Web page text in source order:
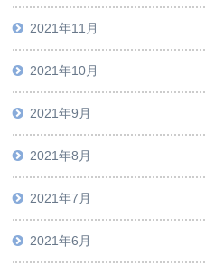
2021年11月
2021年10月
2021年9月
2021年8月
2021年7月
2021年6月